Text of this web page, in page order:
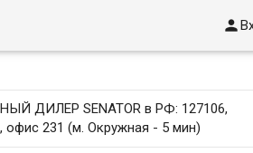

ДИЛЕР SENATOR в РФ: 127106,
офис 231 (м. Окружная - 5 мин)